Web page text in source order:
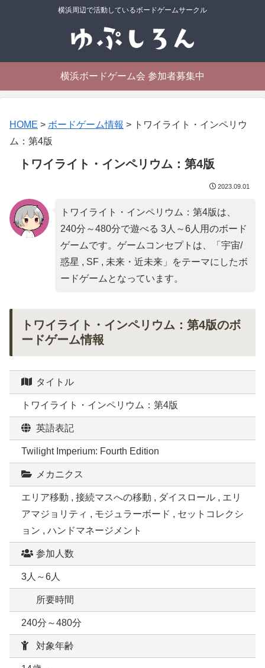
横浜周辺で活動しているボードゲームサークル
横浜ボードゲーム会 参加者募集中
HOME > ボードゲーム情報 > トワイライト・インペリウ
ム：第4版
トワイライト・インペリウム：第4版
2023.09.01
トワイライト・インペリウム：第4版は、
240分～480分で遊べる 3人～6人用のボード
ゲームです。ゲームコンセプトは、「 宇宙/
惑星 , SF , 未来・近未来」をテーマにしたボ
ードゲームとなっています。
トワイライト・インペリウム：第4版のボ
ードゲーム情報
タイトル
トワイライト・インペリウム：第4版
英語表記
Twilight Imperium: Fourth Edition
メカニクス
エリア移動 , 接続マスへの移動 , ダイスロール , エリ
アマジョリティ , モジュラーボード , セットコレクシ
ョン , ハンドマネージメント
参加人数
3人～6人
所要時間
240分～480分
対象年齢